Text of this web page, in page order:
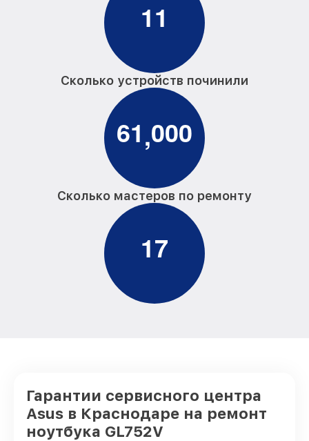
11
Сколько устройств починили
61,000
Сколько мастеров по ремонту
17
Гарантии сервисного центра
Asus в Краснодаре на ремонт
ноутбука GL752V